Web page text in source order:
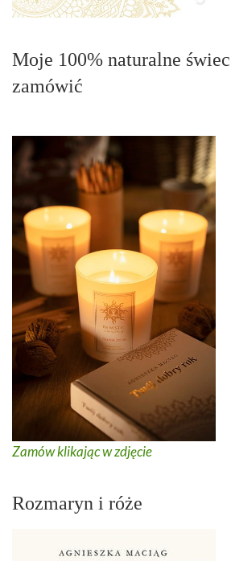
Moje 100% naturalne
zamówić
Zamów klikając w zdjęcie
Rozmaryn i róże